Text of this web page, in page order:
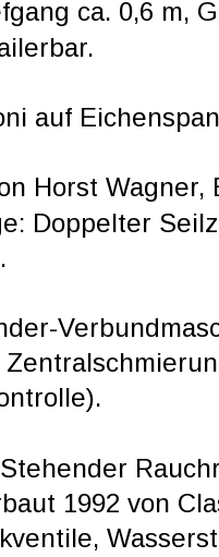
ca. 0,6 m,
auf
Horst Wagner,
Doppelter
Stehender
1992